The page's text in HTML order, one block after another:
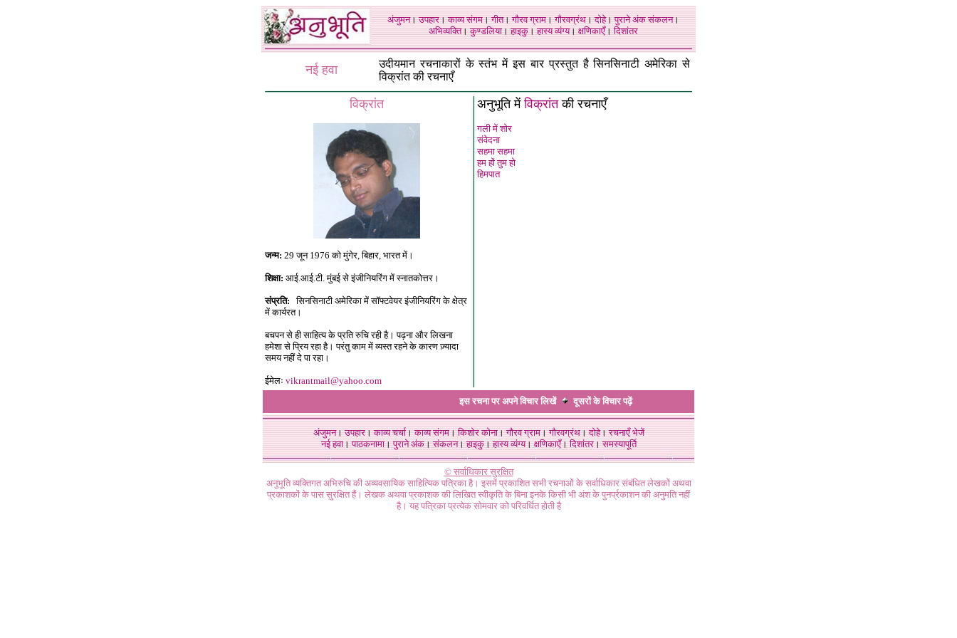
अंजुमन।उपहार।काव्य संगम।गीत।गौरव ग्राम।गौरवग्रंथ।दोहे।पुराने अंक संकलन।
अभिव्यक्ति।कुण्डलिया।हाइकु।हास्य व्यंग्य।क्षणिकाएँ।दिशांतर
नई हवा
उदीयमान रचनाकारों के स्तंभ में इस बार प्रस्तुत है सिनसिनाटी अमेरिका से
विक्रांत की रचनाएँ
विक्रांत
जन्म: 29 जून 1976 को मुंगेर, बिहार, भारत में।
शिक्षा: आई.आई.टी. मुंबई से इंजीनियरिंग में स्नातकोत्तर।
संप्रति: सिनसिनाटी अमेरिका में सॉफ्टवेयर इंजीनियरिंग के क्षेत्र
में कार्यरत।
बचपन से ही साहित्य के प्रति रुचि रही है। पढ़ना और लिखना
हमेशा से प्रिय रहा है। परंतु काम में व्यस्त रहने के कारण ज़्यादा
समय नहीं दे पा रहा।
ईमेलः vikrantmail@yahoo.com
अनुभूति मेंविक्रांतकी रचनाएँ
गली में शोर
संवेदना
सहमा सहमा
हम हों तुम हो
हिमपात
इस रचना पर अपने विचार लिखें दूसरों के विचारपढ़ें
अंजुमन।उपहार।काव्य चर्चा।काव्य संगम।किशोर कोना।गौरव ग्राम।गौरवग्रंथ।दोहे।रचनाएँ भेजें
नई हवा। पाठकनामा। पुराने अंक। संकलन। हाइकु। हास्य व्यंग्य। क्षणिकाएँ। दिशांतर। समस्यापूर्ति
© सर्वाधिकार सुरक्षित
अनुभूति व्यक्तिगत अभिरुचि की अव्यवसायिक साहित्यिक पत्रिका है। इसमें प्रकाशित सभी रचनाओं के सर्वाधिकार संबंधित लेखकों अथवा
प्रकाशकों के पास सुरक्षित हैं। लेखक अथवा प्रकाशक की लिखित स्वीकृति के बिना इनके किसी भी अंश के पुनर्प्रकाशन की अनुमति नहीं
है। यह पत्रिका प्रत्येक सोमवार को परिवर्धित होती है